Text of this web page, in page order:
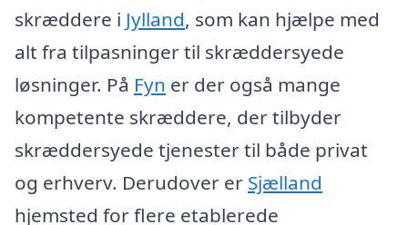
skræddere i Jylland, som kan hjælpe med
alt fra tilpasninger til skræddersyede
løsninger. På Fyn er der også mange
kompetente skræddere, der tilbyder
skræddersyede tjenester til både privat
og erhverv. Derudover er Sjælland
hjemsted for flere etablerede